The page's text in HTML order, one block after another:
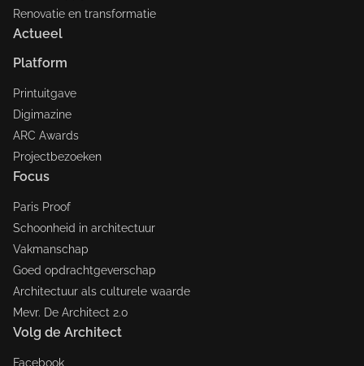
Renovatie en transformatie
Actueel
Platform
Printuitgave
Digimazine
ARC Awards
Projectbezoeken
Focus
Paris Proof
Schoonheid in architectuur
Vakmanschap
Goed opdrachtgeverschap
Architectuur als culturele waarde
Mevr. De Architect 2.0
Volg de Architect
Facebook